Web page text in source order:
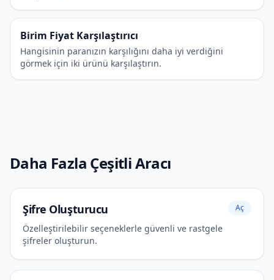
Birim Fiyat Karşılaştırıcı
Hangisinin paranızın karşılığını daha iyi verdiğini
görmek için iki ürünü karşılaştırın.
Daha Fazla Çeşitli Aracı
Şifre Oluşturucu Aç
Özelleştirilebilir seçeneklerle güvenli ve rastgele
şifreler oluşturun.